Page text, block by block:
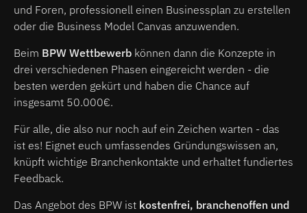
und Foren, professionell einen Businessplan zu erstellen
oder die Business Model Canvas anzuwenden.
Beim BPW Wettbewerb können dann die Konzepte in
drei verschiedenen Phasen eingereicht werden - die
besten werden gekürt und haben die Chance auf
insgesamt 50.000€.
Für alle, die also nur noch auf ein Zeichen warten - das
ist es! Eignet euch umfassendes Gründungswissen an,
knüpft wichtige Branchenkontakte und erhaltet fundiertes
Feedback.
Das Angebot des BPW ist kostenfrei, branchenoffen und